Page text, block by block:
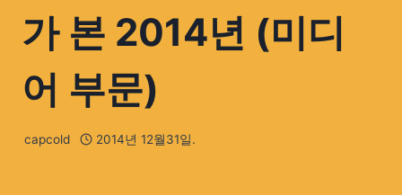
가 본 2014년 (미디
어 부문)
capcold 2014년 12월31일.